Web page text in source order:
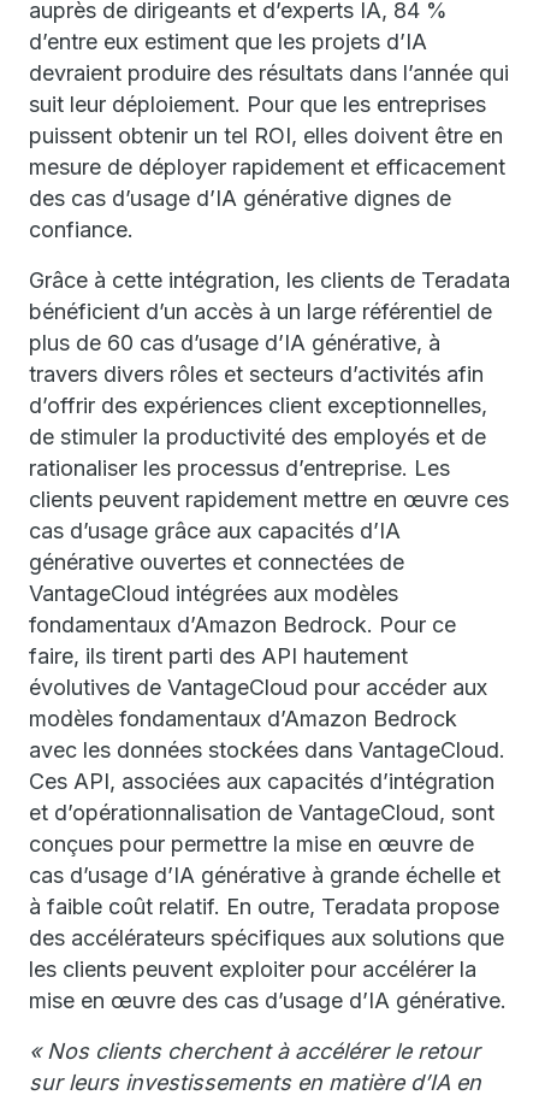
auprès de dirigeants et d’experts IA, 84 %
d’entre eux estiment que les projets d’IA
devraient produire des résultats dans l’année qui
suit leur déploiement. Pour que les entreprises
puissent obtenir un tel ROI, elles doivent être en
mesure de déployer rapidement et efficacement
des cas d’usage d’IA générative dignes de
confiance.
Grâce à cette intégration, les clients de Teradata
bénéficient d’un accès à un large référentiel de
plus de 60 cas d’usage d’IA générative, à
travers divers rôles et secteurs d’activités afin
d’offrir des expériences client exceptionnelles,
de stimuler la productivité des employés et de
rationaliser les processus d’entreprise. Les
clients peuvent rapidement mettre en œuvre ces
cas d’usage grâce aux capacités d’IA
générative ouvertes et connectées de
VantageCloud intégrées aux modèles
fondamentaux d’Amazon Bedrock. Pour ce
faire, ils tirent parti des API hautement
évolutives de VantageCloud pour accéder aux
modèles fondamentaux d’Amazon Bedrock
avec les données stockées dans VantageCloud.
Ces API, associées aux capacités d’intégration
et d’opérationnalisation de VantageCloud, sont
conçues pour permettre la mise en œuvre de
cas d’usage d’IA générative à grande échelle et
à faible coût relatif. En outre, Teradata propose
des accélérateurs spécifiques aux solutions que
les clients peuvent exploiter pour accélérer la
mise en œuvre des cas d’usage d’IA générative.
« Nos clients cherchent à accélérer le retour
sur leurs investissements en matière d’IA en